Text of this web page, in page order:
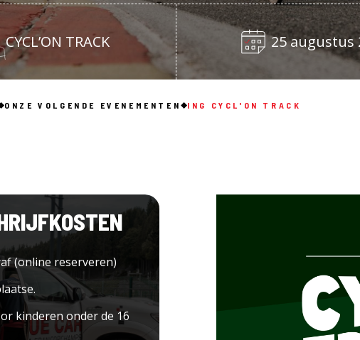
CYCL’ON TRACK 25 augustus
ONZE VOLGENDE EVENEMENTEN ING CYCL'ON TRACK
(online reserveren)
kinderen onder de 16